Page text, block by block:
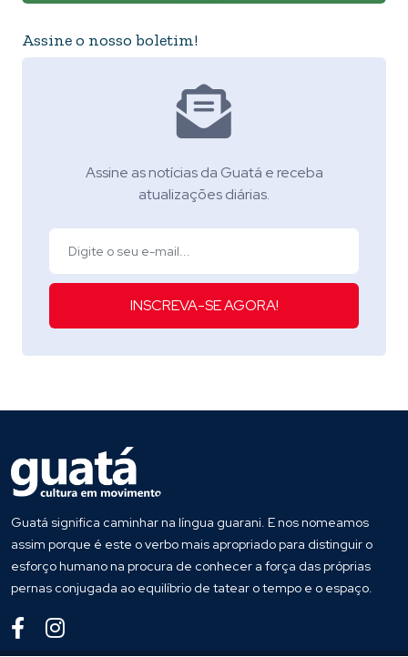
Assine o nosso boletim!
Assine as notícias da Guatá e receba
atualizações diárias.
INSCREVA-SE AGORA!
Guatá significa caminhar na língua guarani. E nos nomeamos
assim porque é este o verbo mais apropriado para distinguir o
esforço humano na procura de conhecer a força das próprias
pernas conjugada ao equilíbrio de tatear o tempo e o espaço.